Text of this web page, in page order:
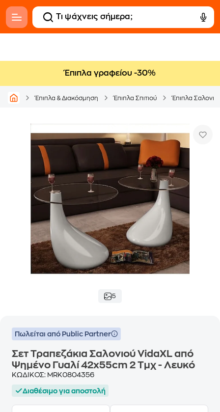
Έπιπλα γραφείου -30%
Έπιπλα & Διακόσμηση Έπιπλα Σπιτιού Έπιπλα
5
Πωλείται από Public Partner
Σετ Τραπεζάκια Σαλονιού VidaXL από
Ψημένο Γυαλί 42x55cm 2 Τμχ - Λευκό
ΚΩΔΙΚΟΣ: MRK0804356
Διαθέσιμο για αποστολή